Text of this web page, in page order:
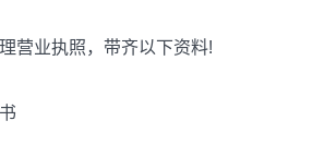
业执照，带齐以下资料!